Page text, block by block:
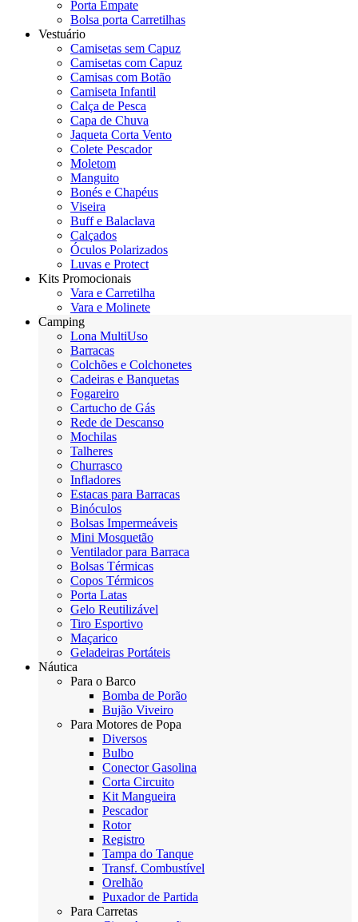
Porta Empate
Bolsa porta Carretilhas
Vestuário
Camisetas sem Capuz
Camisetas com Capuz
Camisas com Botão
Camiseta Infantil
Calça de Pesca
Capa de Chuva
Jaqueta Corta Vento
Colete Pescador
Moletom
Manguito
Bonés e Chapéus
Viseira
Buff e Balaclava
Calçados
Óculos Polarizados
Luvas e Protect
Kits Promocionais
Vara e Carretilha
Vara e Molinete
Camping
Lona MultiUso
Barracas
Colchões e Colchonetes
Cadeiras e Banquetas
Fogareiro
Cartucho de Gás
Rede de Descanso
Mochilas
Talheres
Churrasco
Infladores
Estacas para Barracas
Binóculos
Bolsas Impermeáveis
Mini Mosquetão
Ventilador para Barraca
Bolsas Térmicas
Copos Térmicos
Porta Latas
Gelo Reutilizável
Tiro Esportivo
Maçarico
Geladeiras Portáteis
Náutica
Para o Barco
Bomba de Porão
Bujão Viveiro
Para Motores de Popa
Diversos
Bulbo
Conector Gasolina
Corta Circuito
Kit Mangueira
Pescador
Rotor
Registro
Tampa do Tanque
Transf. Combustível
Orelhão
Puxador de Partida
Para Carretas